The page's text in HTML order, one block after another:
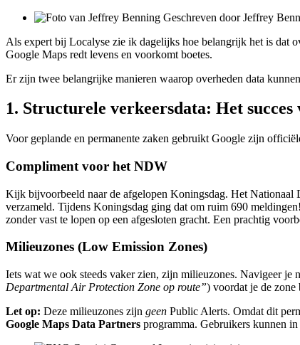
Geschreven doorJeffrey
Als expert bij Localyse zie ik dagelijks hoe belangrijk het is dat
Google Maps redt levens en voorkomt boetes.
Er zijn twee belangrijke manieren waarop overheden data
1. Structurele verkeersdata: Het
Voor geplande en permanente zaken gebruikt Google zijn
Compliment voor het NDW
Kijk bijvoorbeeld naar de afgelopen Koningsdag. Het Nationaal
verzameld. Tijdens Koningsdag ging dat om ruim 690
zonder vast te lopen op een afgesloten gracht. Een prachtig
Milieuzones (Low Emission Zones)
Iets wat we ook steeds vaker zien, zijn milieuzones. Navigeer
Departmental Air Protection Zone op route”) voordat je de zone
Let op: Deze milieuzones zijn geen Public Alerts. Omdat dit
Google Maps Data Partners programma. Gebruikers kunnen